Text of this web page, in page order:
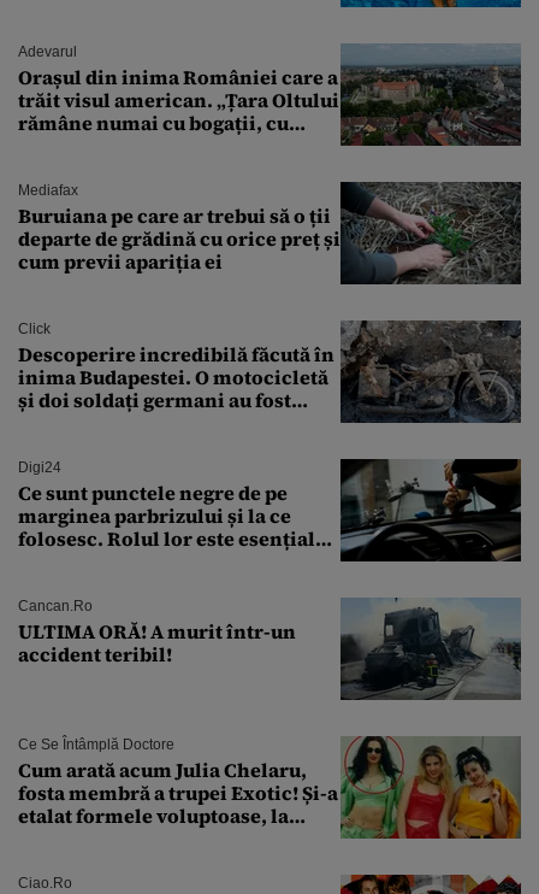
Adevarul
Orașul din inima României care a
trăit visul american. „Țara Oltului
rămâne numai cu bogații, cu
Mediafax
Buruiana pe care ar trebui să o ții
departe de grădină cu orice preț și
cum previi apariția ei
Click
Descoperire incredibilă făcută în
inima Budapestei. O motocicletă
și doi soldați germani au fost
Digi24
Ce sunt punctele negre de pe
marginea parbrizului și la ce
folosesc. Rolul lor este esențial
Cancan.ro
ULTIMA ORĂ! A murit într-un
accident teribil!
Ce Se Întâmplă Doctore
Cum arată acum Julia Chelaru,
fosta membră a trupei Exotic! Și-a
etalat formele voluptoase, la
Ciao.ro